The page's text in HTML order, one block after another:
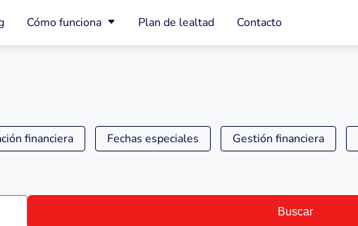
Cómo funciona Plan de lealtad Contacto
financiera Fechas especiales Gestión financiera
Buscar